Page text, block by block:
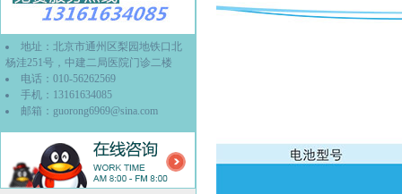
地址：北京市通州区梨园地铁口北
杨洼251号，中建二局医院门诊二楼
电话：010-56262569
手机：13161634085
邮箱： guorong6969@sina.com